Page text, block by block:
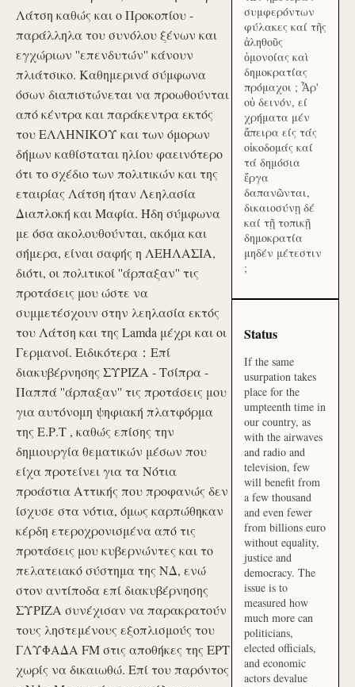
Λάτση καθώς και ο Προκοπίου -
παράλληλα του συνόλου ξένων και
εγχώριων ''επενδυτών'' κάνουν
πλιάτσικο. Καθημερινά σύμφωνα
όσων διαπιστώνεται να προωθούνται
από κέντρα και παράκεντρα εκτός
του ΕΛΛΗΝΙΚΟΥ και των όμορων
δήμων καθίσταται ηλίου φαεινότερο
ότι το σχέδιο των πολιτικών και της
εταιρίας Λάτση ήταν Λεηλασία
Διαπλοκή και Μαφία. Ήδη σύμφωνα
με όσα ακολουθούνται, ακόμα και
σήμερα, είναι σαφής η ΛΕΗΛΑΣΙΑ,
διότι, οι πολιτικοί ''άρπαξαν'' τις
προτάσεις μου ώστε να
συμμετέσχουν στην λεηλασία εκτός
του Λάτση και της Lamda μέχρι και οι
Γερμανοί. Ειδικότερα：Επί
διακυβέρνησης ΣΥΡΙΖΑ - Τσίπρα -
Παππά ''άρπαξαν'' τις προτάσεις μου
για αυτόνομη ψηφιακή πλατφόρμα
της Ε.Ρ.Τ , καθώς επίσης την
δημιουργία θεματικών μέσων που
είχα προτείνει για τα Νότια
προάστια Αττικής που προφανώς δεν
ίσχυσε στα νότια, όμως καρπώθηκαν
κέρδη ετεροχρονισμένα από τις
προτάσεις μου κυβερνώντες και το
πελατειακό σύστημα της ΝΔ, ενώ
στον αντίποδα επί διακυβέρνησης
ΣΥΡΙΖΑ συνέχισαν να παρακρατούν
τους ληστεμένους εξοπλισμούς του
ΓΛΥΦΑΔΑ FM στις αποθήκες της ΕΡΤ
χωρίς να δικαιωθώ. Επί του παρόντος
συμφερόντων
φύλακες καί τῆς
ἀληθοῦς
ὁμονοίας καὶ
δημοκρατίας
πρόμαχοι ; Ἆρ'
οὐ δεινόν, εί
χρήματα μέν
ἄπειρα είς τάς
οἰκοδομάς καί
τά δημόσια
ἔργα
δαπανῶνται,
δικαιοσύνῃ δέ
καί τῇ τοπικῇ
δημοκρατία
μηδέν μέτεστιν
;
Status
If the same
usurpation takes
place for the
umpteenth time in
our country, as
with the airwaves
and radio and
television, few
will benefit from
a few thousand
and even fewer
from billions euro
without equality,
justice and
democracy. The
issue is to
measured how
much more can
politicians,
elected officials,
and economic
actors devalue